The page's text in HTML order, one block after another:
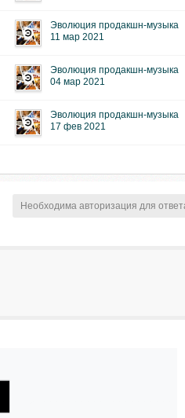
Эволюция продакшн-музыка
11 мар 2021
Эволюция продакшн-музыка
04 мар 2021
Эволюция продакшн-музыка
17 фев 2021
Необходима авторизация для